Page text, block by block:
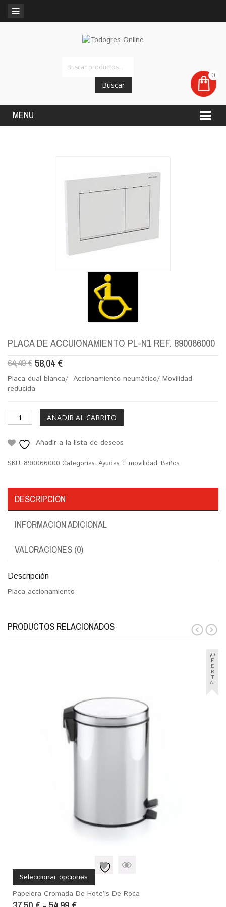
0
MENU
Buscar
PLACA DE ACCUIONAMIENTO PL-N1 REF. 890066000
64,49€ 58,04 €
Placa dual blanca/ Accionamiento neumático/ Movilidad
reducida
AÑADIR AL CARRITO
Añadir a la lista de deseos
SKU: 890066000 Categorías: Ayudas T. movilidad, Baños
DESCRIPCIÓN
INFORMACIÓN ADICIONAL
VALORACIONES (0)
Descripción
Placa accionamiento
PRODUCTOS RELACIONADOS
¡O
F
E
R
T
A!
Seleccionar opciones
Papelera Cromada De Hote’ls De Roca
prev next